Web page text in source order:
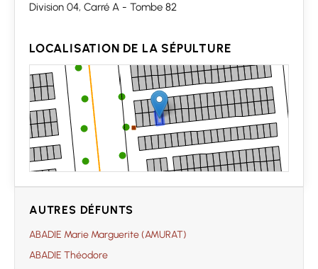
Division 04, Carré A - Tombe 82
LOCALISATION DE LA SÉPULTURE
AUTRES DÉFUNTS
ABADIE Marie Marguerite (AMURAT)
ABADIE Théodore